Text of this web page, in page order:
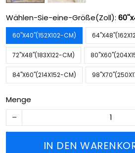
Wählen-Sie-eine-Größe(Zoll):
60''X40''(152X102-CM)
72''X48''(183X122-CM)
84''X60''(214X152-CM)
Menge
IN DEN